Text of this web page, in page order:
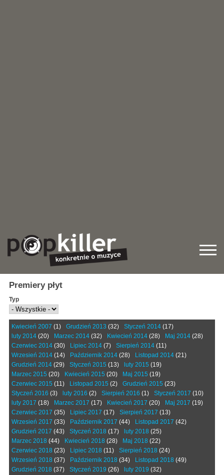
Premiery płyt
Typ
Kwiecień 2007 (1) Grudzień 2013 (32) Styczeń 2014 (17)
luty 2014 (20) Marzec 2014 (32) Kwiecień 2014 (28) Maj 2014 (28)
Czerwiec 2014 (30) Lipiec 2014 (7) Sierpień 2014 (11)
Wrzesień 2014 (14) Październik 2014 (28) Listopad 2014 (21)
Grudzień 2014 (29) Styczeń 2015 (13) luty 2015 (19)
Marzec 2015 (20) Kwiecień 2015 (20) Maj 2015 (19)
Czerwiec 2015 (11) Listopad 2015 (2) Grudzień 2015 (23)
Styczeń 2016 (3) luty 2016 (2) Sierpień 2016 (1) Styczeń 2017 (10)
luty 2017 (18) Marzec 2017 (17) Kwiecień 2017 (20) Maj 2017 (19)
Czerwiec 2017 (35) Lipiec 2017 (17) Sierpień 2017 (13)
Wrzesień 2017 (33) Październik 2017 (44) Listopad 2017 (42)
Grudzień 2017 (43) Styczeń 2018 (17) luty 2018 (25)
Marzec 2018 (44) Kwiecień 2018 (28) Maj 2018 (22)
Czerwiec 2018 (23) Lipiec 2018 (11) Sierpień 2018 (24)
Wrzesień 2018 (37) Październik 2018 (34) Listopad 2018 (49)
Grudzień 2018 (37) Styczeń 2019 (26) luty 2019 (32)